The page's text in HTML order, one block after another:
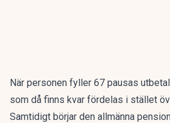
När personen fyller 67 pausas
som då finns kvar fördelas i stället
Samtidigt börjar den allmänna